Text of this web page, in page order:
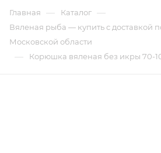
Главная — Каталог —
Вяленая рыба — купить с доставкой
Московской области
— Корюшка вяленая без икры 70-